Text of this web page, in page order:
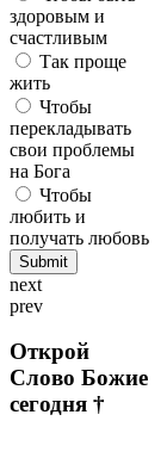
здоровым и
счастливым
Так проще
жить
Чтобы
перекладывать
свои проблемы
на Бога
Чтобы
любить и
получать любовь
next
prev
Открой
Слово Божие
сегодня †